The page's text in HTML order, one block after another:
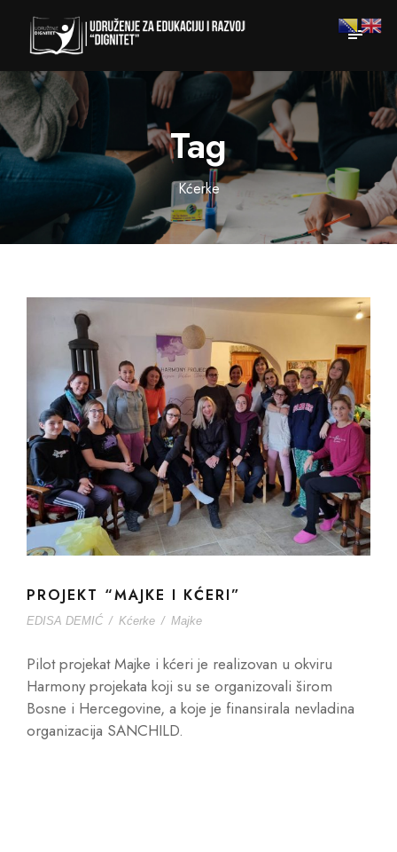
Tag
Kćerke
PROJEKT “MAJKE I KĆERI”
EDISA DEMIĆ / Kćerke / Majke
Pilot projekat Majke i kćeri je realizovan u okviru
Harmony projekata koji su se organizovali širom
Bosne i Hercegovine, a koje je finansirala nevladina
organizacija SANCHILD.